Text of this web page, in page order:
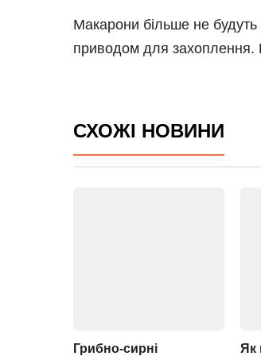
Макарони більше не будуть
приводом для захоплення.
СХОЖІ НОВИНИ
Грибно-сирні Як